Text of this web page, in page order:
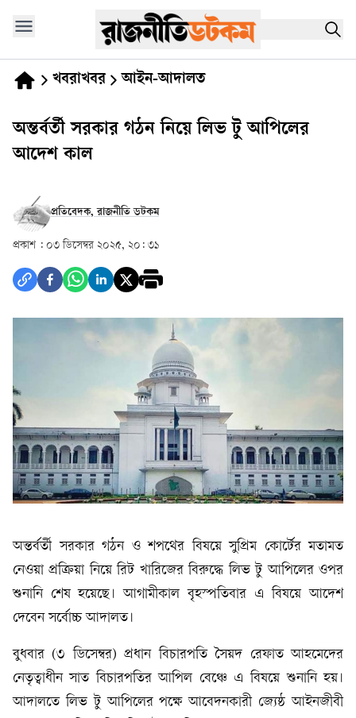
খবরাখবর আইন-আদালত
অন্তর্বর্তী সরকার গঠন নিয়ে লিভ টু আপিলের
আদেশ কাল
প্রতিবেদক, রাজনীতি ডটকম
প্রকাশ : ০৩ ডিসেম্বর ২০২৫, ২০: ৩১
অন্তর্বর্তী সরকার গঠন ও শপথের বিষয়ে সুপ্রিম কোর্টের মতামত
নেওয়া প্রক্রিয়া নিয়ে রিট খারিজের বিরুদ্ধে লিভ টু আপিলের ওপর
শুনানি শেষ হয়েছে। আগামীকাল বৃহস্পতিবার এ বিষয়ে আদেশ
দেবেন সর্বোচ্চ আদালত।
বুধবার (৩ ডিসেম্বর) প্রধান বিচারপতি সৈয়দ রেফাত আহমেদের
নেতৃত্বাধীন সাত বিচারপতির আপিল বেঞ্চে এ বিষয়ে শুনানি হয়।
আদালতে লিভ টু আপিলের পক্ষে আবেদনকারী জ্যেষ্ঠ আইনজীবী